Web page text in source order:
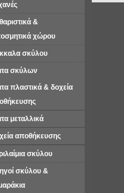
&
χώρου
σκύλου
σκύλων
πλαστικά & δοχεία
μεταλλικά
αποθήκευσης
σκύλου
σκύλου &